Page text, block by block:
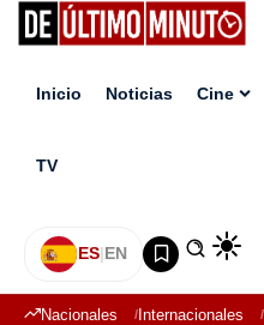
Inicio Noticias Cine
TV
ES|EN
Nacionales Internacionales